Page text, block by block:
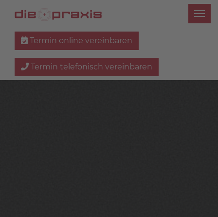
Termin online vereinbaren
Termin telefonisch vereinbaren